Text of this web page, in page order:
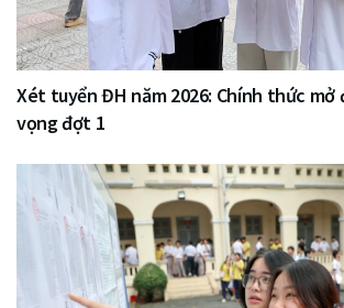
Xét tuyển ĐH năm 2026: Chính thức mở
vọng đợt 1